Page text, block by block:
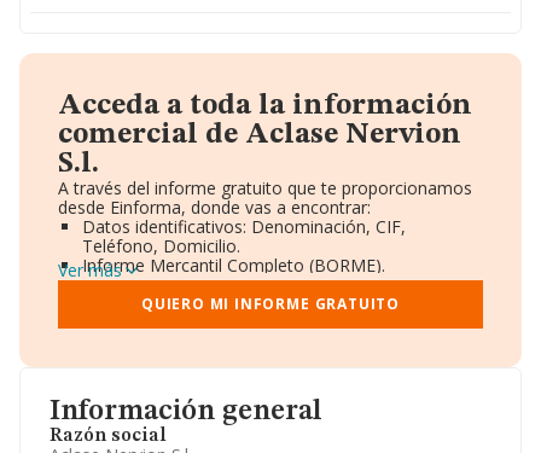
Información general
Razón social
Acceda a toda la información
comercial de Aclase Nervion
S.l.
A través del informe gratuito que te proporcionamos
desde Einforma, donde vas a encontrar:
Datos identificativos: Denominación, CIF,
Teléfono, Domicilio.
Informe Mercantil Completo (BORME).
Gráficos de Evolución Ventas y Empleados.
Consejo de Administración y Administradores.
Directivos y Ejecutivos.
Información oficial y registral complementaria.
Ver más
QUIERO MI INFORME GRATUITO